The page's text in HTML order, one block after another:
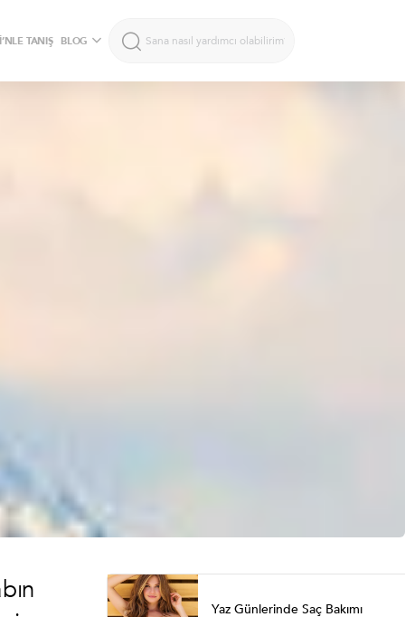
TANIŞ BLOG
Yaz Günlerinde Saç Bakımı